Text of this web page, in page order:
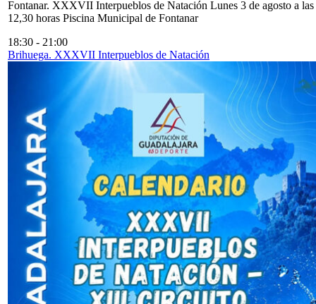
Fontanar. XXXVII Interpueblos de Natación Lunes 3 de agosto a las
12,30 horas Piscina Municipal de Fontanar
18:30 - 21:00
Brihuega. XXXVII Interpueblos de Natación